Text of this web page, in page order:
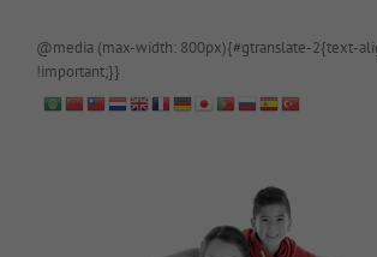
@media (max-width: 800px){#gtranslate-2{text-
!important;}}